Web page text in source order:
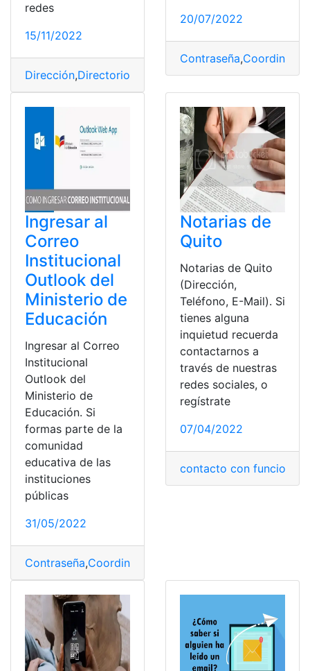
redes
15/11/2022
Dirección,Directorio Notarías,teléfono
20/07/2022
Contraseña,
Ingresar al
Correo
Institucional
Outlook del
Ministerio de
Educación
Ingresar al Correo
Institucional
Outlook del
Ministerio de
Educación. Si
formas parte de la
comunidad
educativa de las
instituciones
públicas
31/05/2022
Contraseña,Coordinación
Notarias de
Quito
Notarias de Quito
(Dirección,
Teléfono, E-Mail). Si
tienes alguna
inquietud recuerda
contactarnos a
través de nuestras
redes sociales, o
regístrate
07/04/2022
contacto con